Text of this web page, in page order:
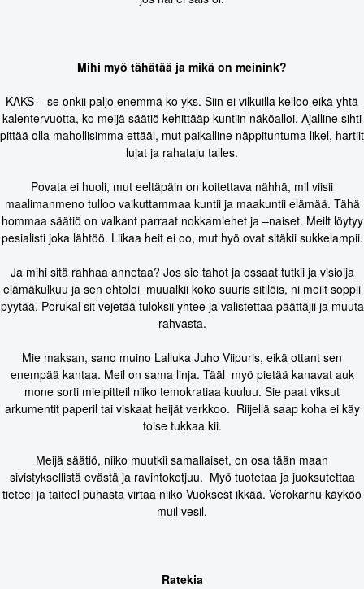
Mihi myö tähätää ja mikä on meinink?
KAKS – se onkii paljo enemmä ko yks. Siin ei vilkuilla kelloo eikä yhtä
kalentervuotta, ko meijä säätiö kehittääp kuntiin näköalloi. Ajalline sihti
pittää olla mahollisimma ettääl, mut paikalline näppituntuma likel, hartiit
lujat ja rahataju talles.
Povata ei huoli, mut eeltäpäin on koitettava nähhä, mil viisii
maalimanmeno tulloo vaikuttammaa kuntii ja maakuntii elämää. Tähä
hommaa säätiö on valkant parraat nokkamiehet ja –naiset. Meilt löytyy
pesialisti joka lähtöö. Liikaa heit ei oo, mut hyö ovat sitäkii sukkelampii.
Ja mihi sitä rahhaa annetaa? Jos sie tahot ja ossaat tutkii ja visioija
elämäkulkuu ja sen ehtoloi muualkii koko suuris sitilöis, ni meilt soppii
pyytää. Porukal sit vejetää tuloksii yhtee ja valistettaa päättäjii ja muuta
rahvasta.
Mie maksan, sano muino Lalluka Juho Viipuris, eikä ottant sen
enempää kantaa. Meil on sama linja. Tääl myö pietää kanavat auk
mone sorti mielpitteil niiko temokratiaa kuuluu. Sie paat viksut
arkumentit paperil tai viskaat heijät verkkoo. Riijellä saap koha ei käy
toise tukkaa kii.
Meijä säätiö, niiko muutkii samallaiset, on osa tään maan
sivistyksellistä evästä ja ravintoketjuu. Myö tuotetaa ja juoksutettaa
tieteel ja taiteel puhasta virtaa niiko Vuoksest ikkää. Verokarhu käyköö
muil vesil.
Ratekia